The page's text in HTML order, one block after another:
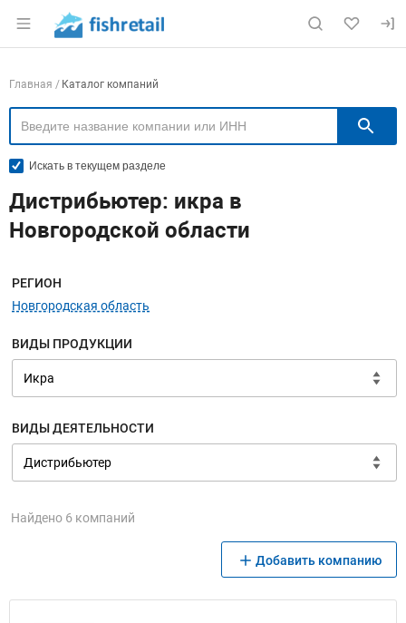
Раздел навигации по сайту fishretail.ru
Навигация по компаниям
Главная Каталог компаний
Искать в текущем разделе
Дистрибьютер: икра в
Новгородской области
Меню навигации
РЕГИОН
Новгородская область
ВИДЫ ПРОДУКЦИИ
ВИДЫ ДЕЯТЕЛЬНОСТИ
Найдено 6 компаний
Добавить компанию